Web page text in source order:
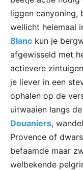
liggen canyoning,
wellicht helemaal
Blanc kun je
afgewisseld met
actievere
je liever in een
ophalen op de
uitwaaien langs
Douaniers,
Provence of
befaamde maar
welbekende